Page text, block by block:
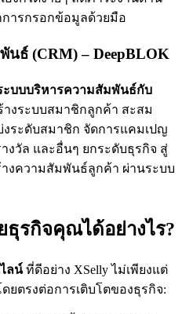
ารกรอกข้อมูลด้วยมือ
นธ์ (CRM) – DeepBLOK
ะบบบริหารความสัมพันธ์กับ
งระบบสมาชิกลูกค้า สะสม
ระดับสมาชิก จัดการแคมเปญ
งวัล และอื่นๆ ยกระดับธุรกิจ สู่
งความสัมพันธ์ลูกค้า ผ่านระบบ
รกิจคุณได้อย่างไร?
ลน์ที่ดีอย่าง XSelly ไม่เพียงแต่
ยตรงต่อการเติบโตของธุรกิจ: